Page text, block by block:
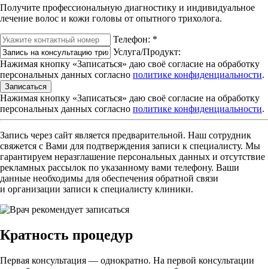
Получите профессиональную диагностику и индивидуальное
лечение волос и кожи головы от опытного трихолога.
Телефон: *
Услуга/Продукт:
Нажимая кнопку «Записаться» даю своё согласие на обработку
персональных данных согласно политике конфиденциальности.
Записаться
Нажимая кнопку «Записаться» даю своё согласие на обработку
персональных данных согласно политике конфиденциальности.
Запись через сайт является предварительной. Наш сотрудник
свяжется с Вами для подтверждения записи к специалисту. Мы
гарантируем неразглашение персональных данных и отсутствие
рекламных рассылок по указанному вами телефону. Ваши
данные необходимы для обеспечения обратной связи
и организации записи к специалисту клиники.
Кратность процедур
Первая консультация — однократно. На первой консультации